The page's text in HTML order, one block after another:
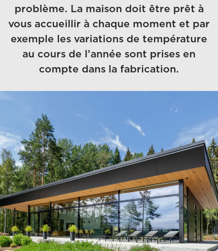
problème. La maison doit être prêt à
vous accueillir à chaque moment et par
exemple les variations de température
au cours de l’année sont prises en
compte dans la fabrication.